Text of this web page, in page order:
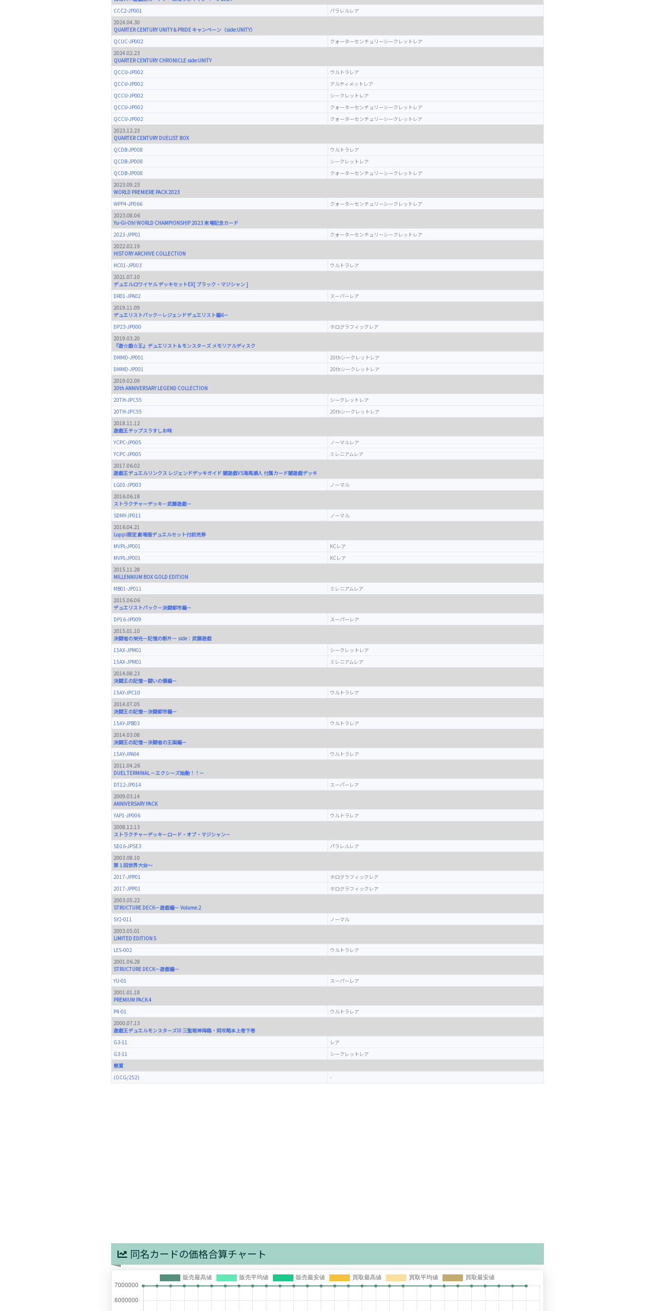
CCC2-JP001
パラレルレア
2024.04.30
QUARTER CENTURY UNITY＆PRIDE キャンペーン（side:UNITY）
QCUC-JP002
クォーターセンチュリーシークレットレア
2024.02.23
QUARTER CENTURY CHRONICLE side:UNITY
QCCU-JP002
ウルトラレア
QCCU-JP002
アルティメットレア
QCCU-JP002
シークレットレア
QCCU-JP002
クォーターセンチュリーシークレットレア
QCCU-JP002
クォーターセンチュリーシークレットレア
2023.12.23
QUARTER CENTURY DUELIST BOX
QCDB-JP008
ウルトラレア
QCDB-JP008
シークレットレア
QCDB-JP008
クォーターセンチュリーシークレットレア
2023.09.23
WORLD PREMIERE PACK 2023
WPP4-JP066
クォーターセンチュリーシークレットレア
2023.08.06
Yu-Gi-Oh! WORLD CHAMPIONSHIP 2023 来場記念カード
2023-JPP01
クォーターセンチュリーシークレットレア
2022.02.19
HISTORY ARCHIVE COLLECTION
HC01-JP003
ウルトラレア
2021.07.10
デュエルロワイヤル デッキセットEX[ ブラック・マジシャン ]
DR01-JPA02
スーパーレア
2019.11.09
デュエリストパック－レジェンドデュエリスト編6－
DP23-JP000
ホログラフィックレア
2019.03.20
『遊☆戯☆王』デュエリスト＆モンスターズ メモリアルディスク
DMMD-JP001
20thシークレットレア
DMMD-JP001
20thシークレットレア
2019.02.09
20th ANNIVERSARY LEGEND COLLECTION
20TH-JPC55
シークレットレア
20TH-JPC55
20thシークレットレア
2018.11.12
遊戯王チップスうすしお味
YCPC-JP005
ノーマルレア
YCPC-JP005
ミレニアムレア
2017.06.02
遊戯王デュエルリンクス レジェンドデッキガイド 闇遊戯VS海馬瀬人 付属カード闇遊戯デッキ
LG01-JP003
ノーマル
2016.06.18
ストラクチャーデッキ－武藤遊戯－
SDMY-JP011
ノーマル
2016.04.21
Loppi限定 劇場版デュエルセット付前売券
MVPL-JP001
KCレア
MVPL-JP001
KCレア
2015.11.28
MILLENNIUM BOX GOLD EDITION
MB01-JP011
ミレニアムレア
2015.06.06
デュエリストパック－決闘都市編－
DP16-JP009
スーパーレア
2015.01.10
決闘者の栄光－記憶の断片－ side：武藤遊戯
15AX-JPM01
シークレットレア
15AX-JPM01
ミレニアムレア
2014.08.23
決闘王の記憶－闘いの儀編－
15AY-JPC10
ウルトラレア
2014.07.05
決闘王の記憶－決闘都市編－
15AY-JPB03
ウルトラレア
2014.03.08
決闘王の記憶－決闘者の王国編－
15AY-JPA04
ウルトラレア
2011.04.26
DUEL TERMINAL －エクシーズ始動！！－
DT12-JP014
スーパーレア
2009.03.14
ANNIVERSARY PACK
YAP1-JP006
ウルトラレア
2008.12.13
ストラクチャーデッキ－ロード・オブ・マジシャン－
SD16-JPSE3
パラレルレア
2003.08.10
第１回世界大会～
2017-JPP01
ホログラフィックレア
2017-JPP01
ホログラフィックレア
2003.05.22
STRUCTURE DECK－遊戯編－ Volume.2
SY2-011
ノーマル
2003.05.01
LIMITED EDITION 5
LE5-002
ウルトラレア
2001.06.28
STRUCTURE DECK－遊戯編－
YU-01
スーパーレア
2001.01.18
PREMIUM PACK 4
P4-01
ウルトラレア
2000.07.13
遊戯王デュエルモンスターズIII 三聖戦神降臨・同攻略本上巻下巻
G3-11
レア
G3-11
シークレットレア
懸賞
(OCG/252)
-
同名カードの価格合算チャート